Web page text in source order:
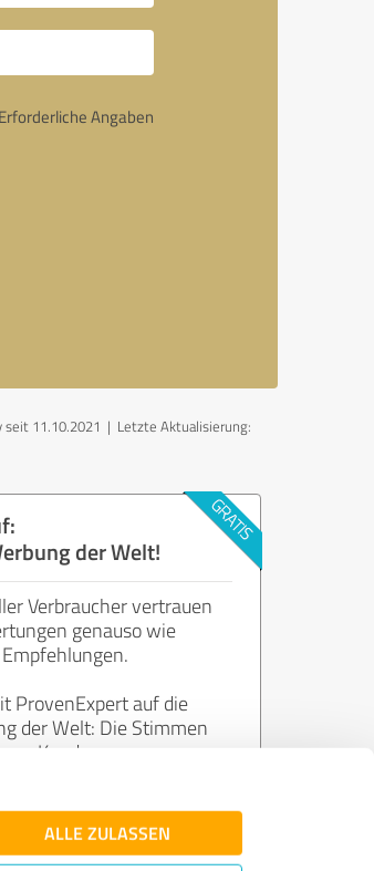
ALLE ZULASSEN
Angaben
11.10.2021 | Letzte Aktualisierung:
der Welt!
Verbraucher vertrauen
genauso wie
ProvenExpert auf die
der Welt: Die Stimmen
Kunden.
kostenlos starten